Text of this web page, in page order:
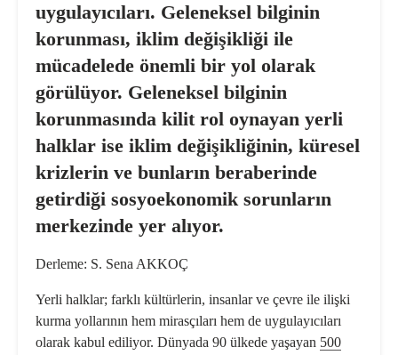
uygulayıcıları. Geleneksel bilginin
korunması, iklim değişikliği ile
mücadelede önemli bir yol olarak
görülüyor. Geleneksel bilginin
korunmasında kilit rol oynayan yerli
halklar ise iklim değişikliğinin, küresel
krizlerin ve bunların beraberinde
getirdiği sosyoekonomik sorunların
merkezinde yer alıyor.
Derleme: S. Sena AKKOÇ
Yerli halklar; farklı kültürlerin, insanlar ve çevre ile ilişki
kurma yollarının hem mirasçıları hem de uygulayıcıları
olarak kabul ediliyor. Dünyada 90 ülkede yaşayan 500